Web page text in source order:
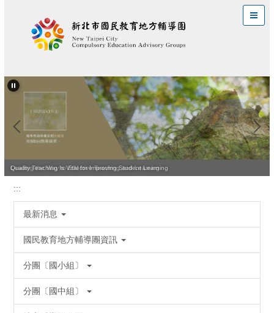
區
Leading the Way to Effective Teaching and Learning
Quality Teaching Is Vital for Improving Student Learning
:::
最新消息
國民教育地方輔導團資訊
分團〔國小組〕
分團〔國中組〕